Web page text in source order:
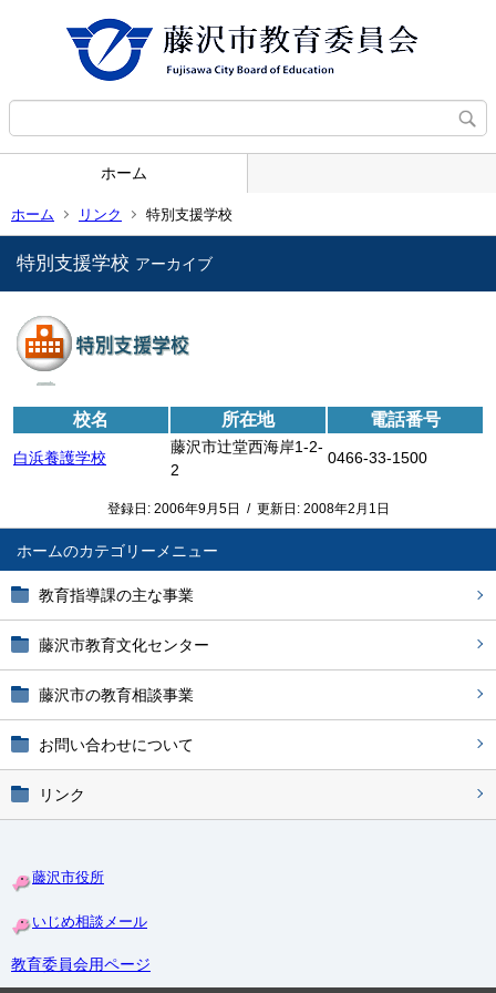
ホーム
ホーム リンク 特別支援学校
ホーム
教育指導課の主な事業
藤沢市教育文化センター
藤沢市の教育相談事業
お問い合わせについて
リンク
藤沢市役所
いじめ相談メール
教育委員会用ページ
特別支援学校 アーカイブ
校名 所在地 電話番号
白浜養護学校
藤沢市辻堂西海岸1-2-
2
0466-33-1500
登録日: 2006年9月5日 / 更新日: 2008年2月1日